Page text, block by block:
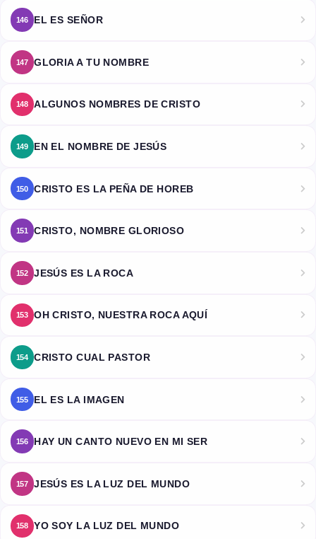
146 EL ES SEÑOR
147 GLORIA A TU NOMBRE
148 ALGUNOS NOMBRES DE CRISTO
149 EN EL NOMBRE DE JESÚS
150 CRISTO ES LA PEÑA DE HOREB
151 CRISTO, NOMBRE GLORIOSO
152 JESÚS ES LA ROCA
153 OH CRISTO, NUESTRA ROCA AQUÍ
154 CRISTO CUAL PASTOR
155 EL ES LA IMAGEN
156 HAY UN CANTO NUEVO EN MI SER
157 JESÚS ES LA LUZ DEL MUNDO
158 YO SOY LA LUZ DEL MUNDO